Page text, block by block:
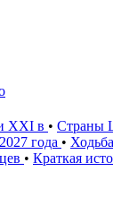
XXI в • Страны
года •
• Краткая